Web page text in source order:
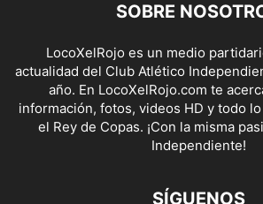
SOBRE
LocoXelRojo es un medio
actualidad del Club Atlético
año. En LocoXelRojo.com te
información, fotos, videos HD y todo
el Rey de Copas. ¡Con la misma
Independiente!
SÍGUENOS